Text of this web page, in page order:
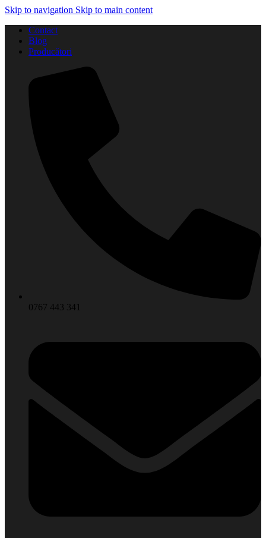
Skip to navigation Skip to main content
Contact
Blog
Producători
0767 443 341